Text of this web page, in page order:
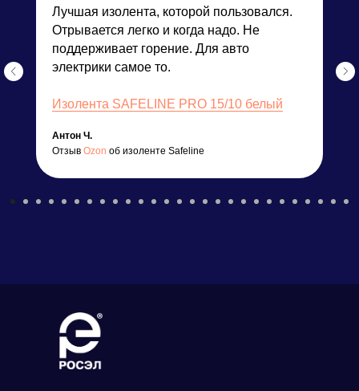
Лучшая изолента, которой пользовался.
Отрывается легко и когда надо. Не
поддерживает горение. Для авто
электрики самое то.
Изолента SAFELINE PRO 15/10 белый
Антон Ч.
Отзыв Ozon об изоленте Safeline